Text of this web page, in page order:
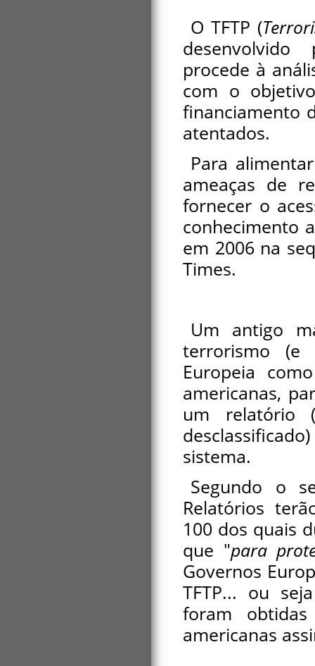
O TFTP (
desenvolvido
procede à
com o
financiamento
atentados.
Para
ameaças de
fornecer o
conhecimento
em 2006 na
Times.
Um antigo
terrorismo (e
Europeia
americanas,
um relatório
sistema.
Segundo o
Relatórios
100 dos quais
que "para
Governos
TFTP... ou
foram
americanas